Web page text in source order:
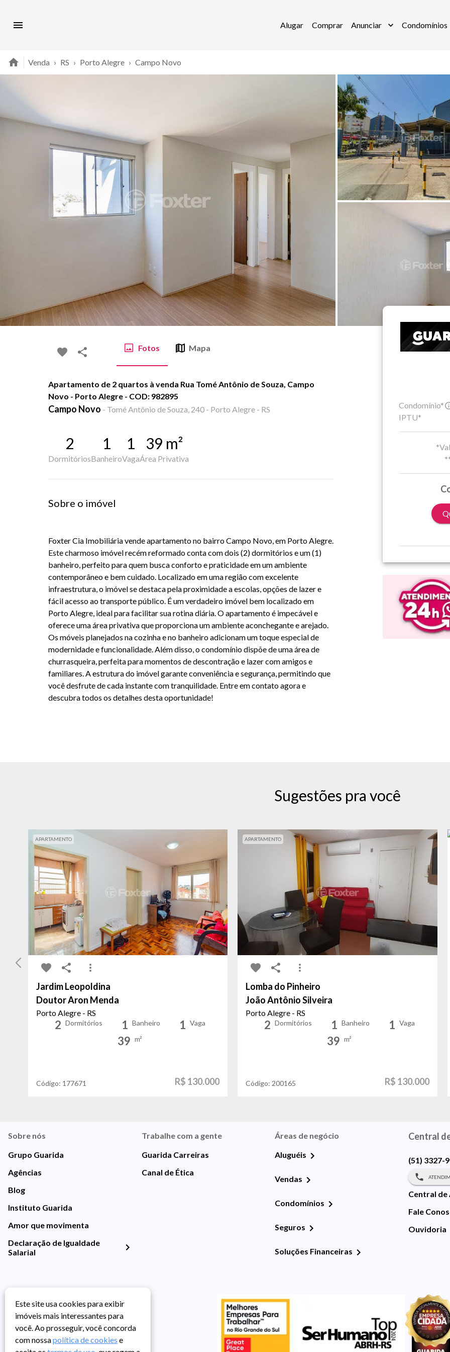
Alugar Comprar Anunciar Condomínios
Venda › RS › Porto Alegre › Campo Novo
Fotos Mapa
Apartamento de 2 quartos à venda Rua Tomé Antônio de Souza, Campo
Novo - Porto Alegre - COD: 982895
Campo Novo - Tomé Antônio de Souza, 240 - Porto Alegre - RS
2
Dormitórios
1
Banheiro
1
Vaga
39 m²
Área Privativa
Sobre o imóvel
Foxter Cia Imobiliária vende apartamento no bairro Campo Novo, em Porto Alegre.
Este charmoso imóvel recém reformado conta com dois (2) dormitórios e um (1)
banheiro, perfeito para quem busca conforto e praticidade em um ambiente
contemporâneo e bem cuidado. Localizado em uma região com excelente
infraestrutura, o imóvel se destaca pela proximidade a escolas, opções de lazer e
fácil acesso ao transporte público. É um verdadeiro imóvel bem localizado em
Porto Alegre, ideal para facilitar sua rotina diária. O apartamento é impecável e
oferece uma área privativa que proporciona um ambiente aconchegante e arejado.
Os móveis planejados na cozinha e no banheiro adicionam um toque especial de
modernidade e funcionalidade. Além disso, o condomínio dispõe de uma área de
churrasqueira, perfeita para momentos de descontração e lazer com amigos e
familiares. A estrutura do imóvel garante conveniência e segurança, permitindo que
você desfrute de cada instante com tranquilidade. Entre em contato agora e
descubra todos os detalhes desta oportunidade!
Condomínio*
IPTU*
Sugestões pra você
APARTAMENTO
Jardim Leopoldina
Doutor Aron Menda
Porto Alegre - RS
2 Dormitórios 1 Banheiro 1 Vaga
39 m²
Código: 177671 R$ 130.000
APARTAMENTO
Lomba do Pinheiro
João Antônio Silveira
Porto Alegre - RS
2 Dormitórios 1 Banheiro 1 Vaga
39 m²
Código: 200165 R$ 130.000
Sobre nós
Grupo Guarida
Agências
Blog
Instituto Guarida
Amor que movimenta
Declaração de Igualdade
Salarial
Trabalhe com a gente
Guarida Carreiras
Canal de Ética
Áreas de negócio
Aluguéis
Vendas
Condomínios
Seguros
Soluções Financeiras
Central
(51) 3327-
Central de
Fale
Ouvidoria
Este site usa cookies para exibir
imóveis mais interessantes para
você. Ao prosseguir, você concorda
com nossapolítica de cookies e